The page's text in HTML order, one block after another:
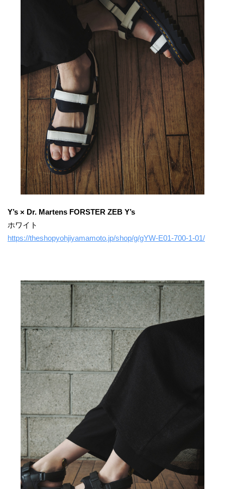
Y’s × Dr. Martens FORSTER ZEB Y’s
ホワイト
https://theshopyohjiyamamoto.jp/shop/g/gYW-E01-700-1-01/